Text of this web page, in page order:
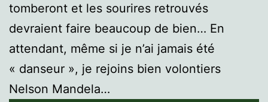
tomberont et les sourires retrouvés
devraient faire beaucoup de bien… En
attendant, même si je n’ai jamais été
« danseur », je rejoins bien volontiers
Nelson Mandela…